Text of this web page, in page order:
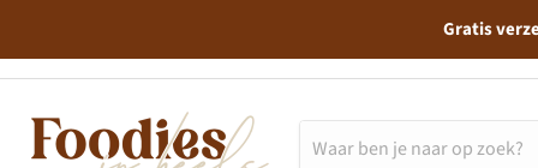
Gratis